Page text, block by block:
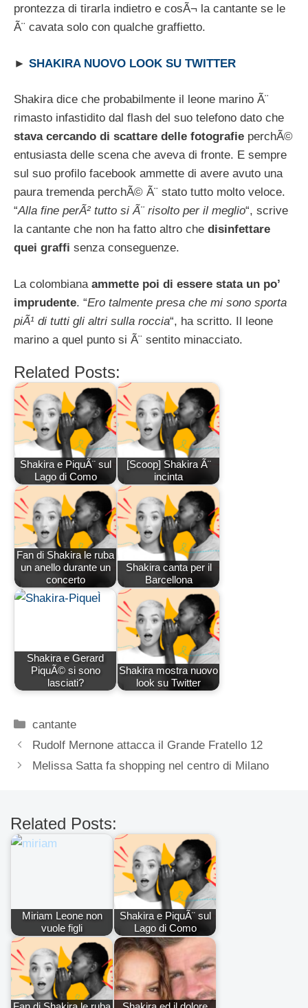
prontezza di tirarla indietro e cosÃ¬ la cantante se le
Ã¨ cavata solo con qualche graffietto.
► SHAKIRA NUOVO LOOK SU TWITTER
Shakira dice che probabilmente il leone marino Ã¨
rimasto infastidito dal flash del suo telefono dato che
stava cercando di scattare delle fotografie perchÃ©
entusiasta delle scena che aveva di fronte. E sempre
sul suo profilo facebook ammette di avere avuto una
paura tremenda perchÃ© Ã¨ stato tutto molto veloce.
“Alla fine perÃ² tutto si Ã¨ risolto per il meglio“, scrive
la cantante che non ha fatto altro che disinfettare
quei graffi senza conseguenze.
La colombiana ammette poi di essere stata un po’
imprudente. “Ero talmente presa che mi sono sporta
piÃ¹ di tutti gli altri sulla roccia“, ha scritto. Il leone
marino a quel punto si Ã¨ sentito minacciato.
Related Posts:
Shakira e PiquÃ¨ sul
Lago di Como
[Scoop] Shakira Ã¨
incinta
Fan di Shakira le ruba
un anello durante un
concerto
Shakira canta per il
Barcellona
Shakira e Gerard
PiquÃ© si sono
lasciati?
Shakira mostra nuovo
look su Twitter
Categorie
cantante
Rudolf Mernone attacca il Grande Fratello 12
Melissa Satta fa shopping nel centro di Milano
Related Posts:
Miriam Leone non
vuole figli
Shakira e PiquÃ¨ sul
Lago di Como